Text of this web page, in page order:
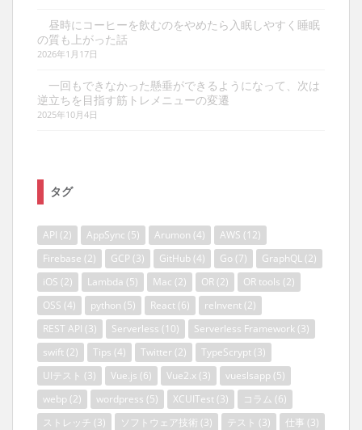
昼時にコーヒーを飲むのをやめたら入眠しやすく睡眠
の質も上がった話
2026年1月17日
一回もできなかった懸垂ができるようになって、次は
逆立ちを目指す筋トレメニューの変遷
2025年10月4日
タグ
API (2) AppSync (5) Arumon (4) AWS (12)
Firebase (2) GCP (3) GitHub (4) Go (7) GraphQL (2)
iOS (2) Lambda (5) Mac (2) OR (2) OR tools (2)
OSS (4) python (5) React (6) reInvent (2)
REST API (3) Serverless (10) Serverless Framework (3)
swift (2) Tips (4) Twitter (2) TypeScrypt (3)
UIテスト (3) Vue.js (6) Vue2.x (3) vueslsapp (5)
webp (2) wordpress (5) XCUITest (3) コラム (6)
ストレッチ (3) ソフトウェア技術 (3) テスト (3) 仕事 (3)